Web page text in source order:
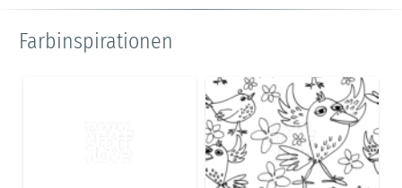
Farbinspirationen